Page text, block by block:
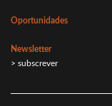
Oportunidades
Newsletter
> subscrever